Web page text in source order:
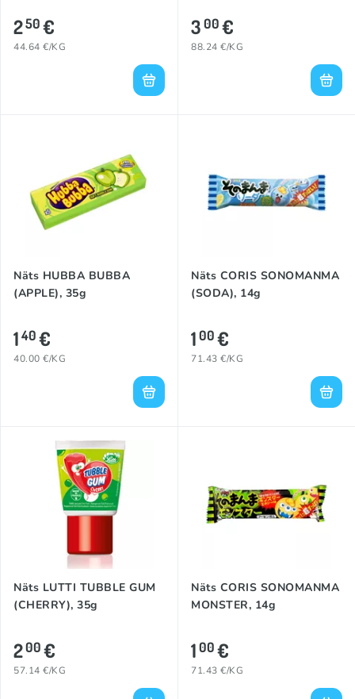
250€
44.64 €/KG
300€
88.24 €/KG
Näts HUBBA BUBBA
(APPLE), 35g
140€
40.00 €/KG
Näts CORIS SONOMANMA
(SODA), 14g
100€
71.43 €/KG
Näts LUTTI TUBBLE GUM
(CHERRY), 35g
200€
57.14 €/KG
Näts CORIS SONOMANMA
MONSTER, 14g
100€
71.43 €/KG